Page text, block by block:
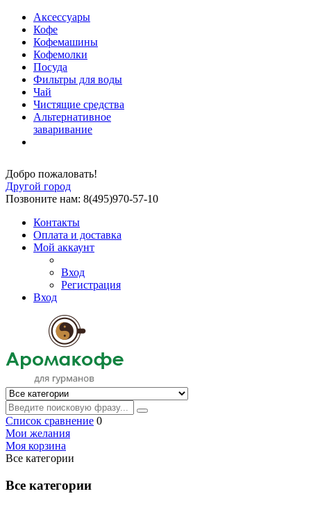
Аксессуары
Кофе
Кофемашины
Кофемолки
Посуда
Фильтры для воды
Чай
Чистящие средства
Альтернативное
заваривание
Добро пожаловать!
Другой город
Позвоните нам: 8(495)970-57-10
Контакты
Оплата и доставка
Мой аккаунт
Вход
Регистрация
Вход
Список сравнение 0
Мои желания
Моя корзина
Все категории
Все категории